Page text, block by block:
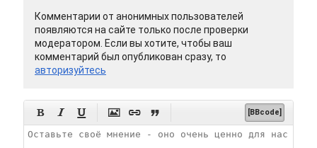
Комментарии от анонимных пользователей
появляются на сайте только после проверки
модератором. Если вы хотите, чтобы ваш
комментарий был опубликован сразу, то
авторизуйтесь
      [BBcode]